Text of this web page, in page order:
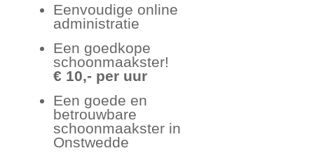
Eenvoudige online
administratie
Een goedkope
schoonmaakster!
€ 10,- per uur
Een goede en
betrouwbare
schoonmaakster in
Onstwedde